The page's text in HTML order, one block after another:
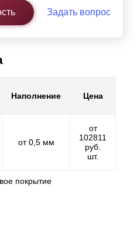
Задать вопрос
Наполнение Цена
от 0,5 мм
от
102811
руб.
шт.
покрытие